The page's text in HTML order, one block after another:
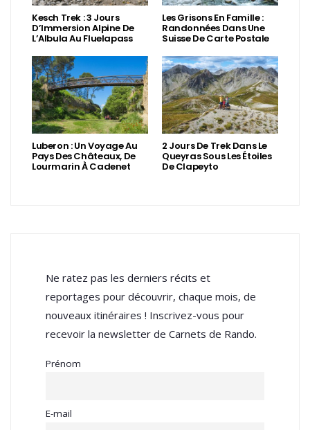
Kesch Trek : 3 Jours
D’Immersion Alpine De
L’Albula Au Fluelapass
Les Grisons En Famille :
Randonnées Dans Une
Suisse De Carte Postale
Luberon : Un Voyage Au
Pays Des Châteaux, De
Lourmarin À Cadenet
2 Jours De Trek Dans Le
Queyras Sous Les Étoiles
De Clapeyto
Ne ratez pas les derniers récits et
reportages pour découvrir, chaque mois, de
nouveaux itinéraires ! Inscrivez-vous pour
recevoir la newsletter de Carnets de Rando.
Prénom
E-mail